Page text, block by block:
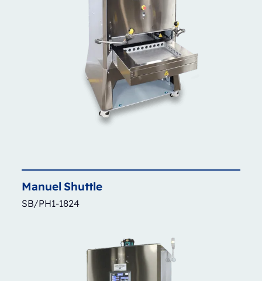
Manuel Shuttle
SB/PH1-1824